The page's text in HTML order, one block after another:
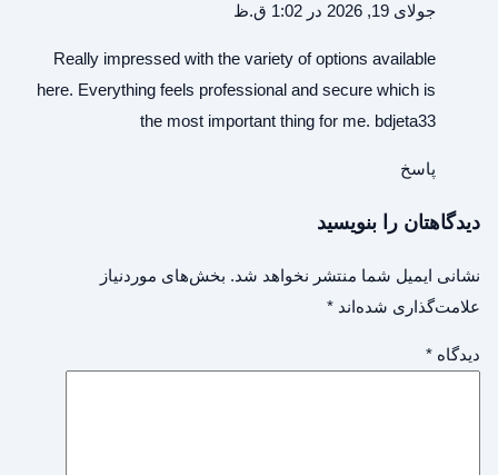
جولای 19, 2026 در 1:02 ق.ظ
Really impressed with the variety of options available
here. Everything feels professional and secure which is
the most important thing for me. bdjeta33
پاسخ
دیدگاهتان را بنویسید
نشانی ایمیل شما منتشر نخواهد شد. بخش‌های موردنیاز
علامت‌گذاری شده‌اند *
دیدگاه *